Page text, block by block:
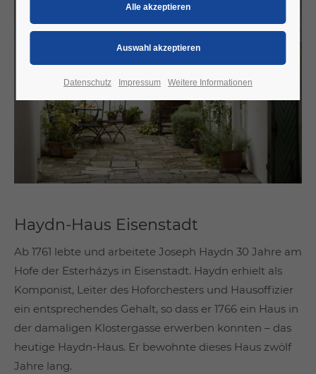
Haydn-Haus Eisenstadt
Ab 1761 lebte und arbeitete Joseph Haydn 30 Jahre am
Hofe der Esterházys in Eisenstadt. Haydn erhielt als
Komponist, Leiter des Hoforchesters und Hausoffizier
ein entsprechendes Gehalt, so dass er 1766 ein Haus in
der damaligen Klostergasse erwerben konnten – das
heutige Haydn-Haus. Er bewohnte dieses Haus zwölf
Jahre lang.
Datenschutz Impressum Weitere Informationen